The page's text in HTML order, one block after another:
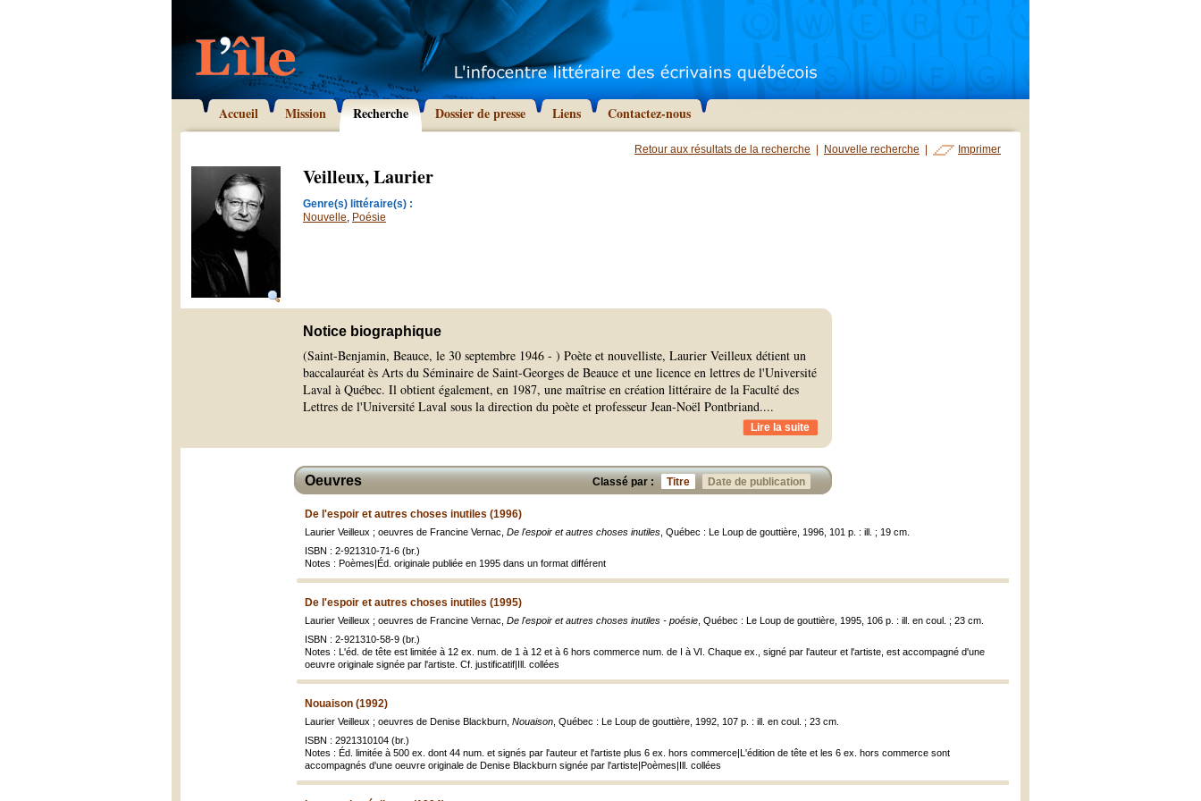
Accueil Mission Recherche Dossier de presse Liens Contactez-nous
Retour aux résultats de la recherche Nouvelle recherche Imprimer
Veilleux, Laurier
Genre(s) littéraire(s) :
Nouvelle, Poésie
Notice biographique
(Saint-Benjamin, Beauce, le 30 septembre 1946 - ) Poète et nouvelliste, Laurier Veilleux détient un
baccalauréat ès Arts du Séminaire de Saint-Georges de Beauce et une licence en lettres de l'Université
Laval à Québec. Il obtient également, en 1987, une maîtrise en création littéraire de la Faculté des
Lettres de l'Université Laval sous la direction du poète et professeur Jean-Noël Pontbriand....
Lire la suite
Classé par : Titre Date de publication
Oeuvres
De l'espoir et autres choses inutiles (1996)
Laurier Veilleux ; oeuvres de Francine Vernac, De l'espoir et autres choses inutiles , Québec : Le Loup de gouttière, 1996, 101 p. : ill. ; 19 cm.
ISBN : 2-921310-71-6 (br.)
Notes : Poèmes|Éd. originale publiée en 1995 dans un format différent
De l'espoir et autres choses inutiles (1995)
Laurier Veilleux ; oeuvres de Francine Vernac, De l'espoir et autres choses inutiles - poésie , Québec : Le Loup de gouttière, 1995, 106 p. : ill. en coul. ; 23 cm.
ISBN : 2-921310-58-9 (br.)
Notes : L'éd. de tête est limitée à 12 ex. num. de 1 à 12 et à 6 hors commerce num. de I à VI. Chaque ex., signé par l'auteur et l'artiste, est accompagné d'une
oeuvre originale signée par l'artiste. Cf. justificatif|Ill. collées
Nouaison (1992)
Laurier Veilleux ; oeuvres de Denise Blackburn, Nouaison , Québec : Le Loup de gouttière, 1992, 107 p. : ill. en coul. ; 23 cm.
ISBN : 2921310104 (br.)
Notes : Éd. limitée à 500 ex. dont 44 num. et signés par l'auteur et l'artiste plus 6 ex. hors commerce|L'édition de tête et les 6 ex. hors commerce sont
accompagnés d'une oeuvre originale de Denise Blackburn signée par l'artiste|Poèmes|Ill. collées